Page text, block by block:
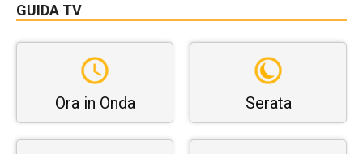
GUIDA TV
Ora in Onda Serata